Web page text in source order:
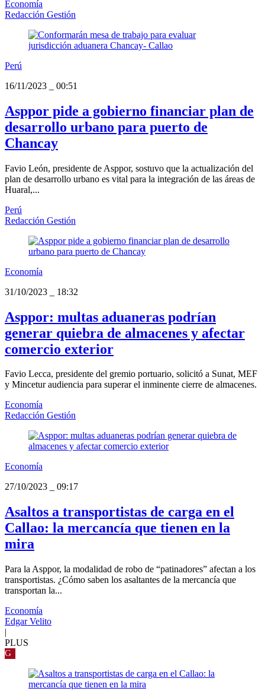
Economía
Redacción Gestión
Perú
16/11/2023
00:51
Asppor pide a gobierno financiar plan de
desarrollo urbano para puerto de
Chancay
Favio León, presidente de Asppor, sostuvo que la actualización del
plan de desarrollo urbano es vital para la integración de las áreas de
Huaral,...
Perú
Redacción Gestión
Economía
31/10/2023
18:32
Asppor: multas aduaneras podrían
generar quiebra de almacenes y afectar
comercio exterior
Favio Lecca, presidente del gremio portuario, solicitó a Sunat, MEF
y Mincetur audiencia para superar el inminente cierre de almacenes.
Economía
Redacción Gestión
Economía
27/10/2023
09:17
Asaltos a transportistas de carga en el
Callao: la mercancía que tienen en la
mira
Para la Asppor, la modalidad de robo de “patinadores” afectan a los
transportistas. ¿Cómo saben los asaltantes de la mercancía que
transportan la...
Economía
Edgar Velito
|
PLUS
G